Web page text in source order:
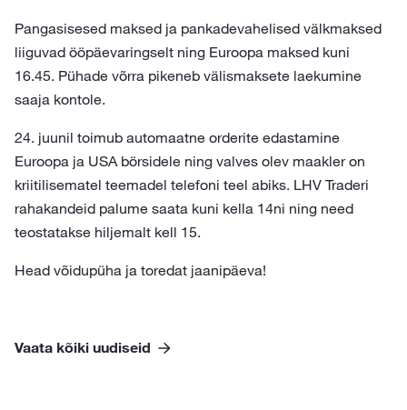
Pangasisesed maksed ja pankadevahelised välkmaksed
liiguvad ööpäevaringselt ning Euroopa maksed kuni
16.45. Pühade võrra pikeneb välismaksete laekumine
saaja kontole.
24. juunil toimub automaatne orderite edastamine
Euroopa ja USA börsidele ning valves olev maakler on
kriitilisematel teemadel telefoni teel abiks. LHV Traderi
rahakandeid palume saata kuni kella 14ni ning need
teostatakse hiljemalt kell 15.
Head võidupüha ja toredat jaanipäeva!
Vaata kõiki uudiseid